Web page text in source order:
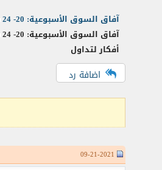
آفاق السوق الأسبوعية: 20- 24 سبتمبر!
أفكار لتداول
اضافة رد